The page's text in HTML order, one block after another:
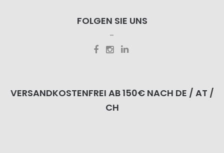
FOLGEN SIE UNS
VERSANDKOSTENFREI AB 150€ NACH DE / AT /
CH